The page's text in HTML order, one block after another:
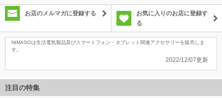
お店のメルマガに登録する
お気に入りのお店に登録す
る
NIMASOは生活電気製品及びスマートフォン・タブレット関連アクセサリーを販売しま
す。
2022/12/07更新
注目の特集